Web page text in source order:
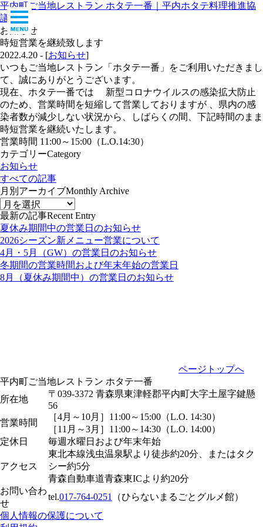
平内町ご当地レストラン ホタテ一番｜平内ホタテ料理推進協
議会
ホーム
おしらせ
メニュー
レストラン案内
平内町について
平内ホタテについて
お問い合わせ
お知らせ
時短営業を継続致します
2022.4.20 - [お知らせ]
いつもご当地レストラン「ホタテ一番」をご利用いただきまし
て、誠にありがとうございます。
現在、ホタテ一番では 新型コロナウイルスの感染拡大防止
のため、営業時間を短縮して営業しておりますが 、県内の感
染者数が減少しない状況から、しばらくの間、下記時間のまま
時短営業を継続いたします。
営業時間 11:00～15:00（L.O.14:30）
カテゴリーCategory
お知らせ
すべての記事
月別アーカイブMonthly Archive
最新の記事Recent Entry
夏休み期間中の営業日のお知らせ
2026シーズン新メニュー営業について
4月・5月（GW）の営業日のお知らせ
冬期間の営業時間および年末年始の営業日
8月（夏休み期間中）の営業日のお知らせ
ページトップへ
平内町ご当地レストラン ホタテ一番
所在地
〒039-3372 青森県東津軽郡平内町大字土屋字鍵懸
56
営業時間
［4月～10月］11:00～15:00（L.O. 14:30）
［11月～3月］11:00～14:30（L.O. 14:00）
定休日
毎週水曜日および年末年始
アクセス
東北本線浅虫温泉駅より徒歩約20分、またはタク
シー約5分
青森自動車道青森東ICより約20分
お問い合わ
せ
tel.017-764-0251
（ひらないまるごとグルメ館）
個人情報の保護について